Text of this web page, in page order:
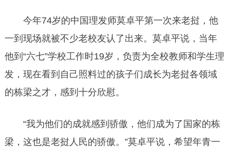
今年74岁的中国理发师莫卓平第一次来老挝，他
一到现场就被不少老校友认了出来。莫卓平说，当年
他到“六七”学校工作时19岁，负责为全校教师和学生理
发，现在看到自己照料过的孩子们成长为老挝各领域
的栋梁之才，感到十分欣慰。
“我为他们的成就感到骄傲，他们成为了国家的栋
梁，这也是老挝人民的骄傲。”莫卓平说，希望年青一